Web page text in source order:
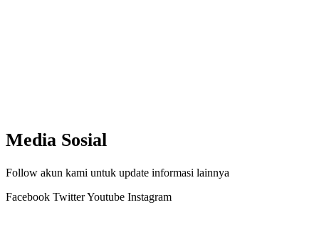
Media Sosial
Follow akun kami untuk update informasi lainnya
Facebook TwitterYoutube Instagram